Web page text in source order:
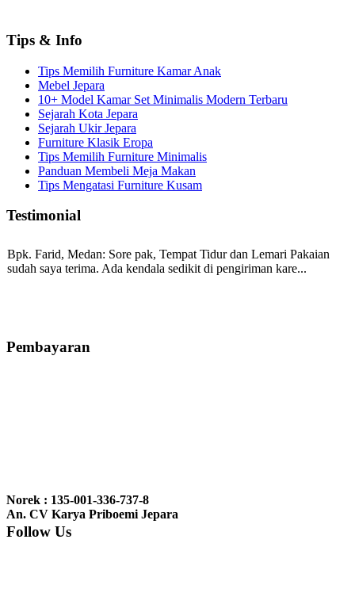
Tips & Info
Tips Memilih Furniture Kamar Anak
Mebel Jepara
10+ Model Kamar Set Minimalis Modern Terbaru
Sejarah Kota Jepara
Sejarah Ukir Jepara
Furniture Klasik Eropa
Tips Memilih Furniture Minimalis
Panduan Membeli Meja Makan
Tips Mengatasi Furniture Kusam
Testimonial
Bpk. Farid, Medan: Sore pak, Tempat Tidur dan Lemari Pakaian
sudah saya terima. Ada kendala sedikit di pengiriman kare...
bale2 dan kursi teras saya sudah saya terima dan p...
nyesel deh beli geby...
Pembayaran
Norek : 135-001-336-737-8
An. CV Karya Priboemi Jepara
Follow Us